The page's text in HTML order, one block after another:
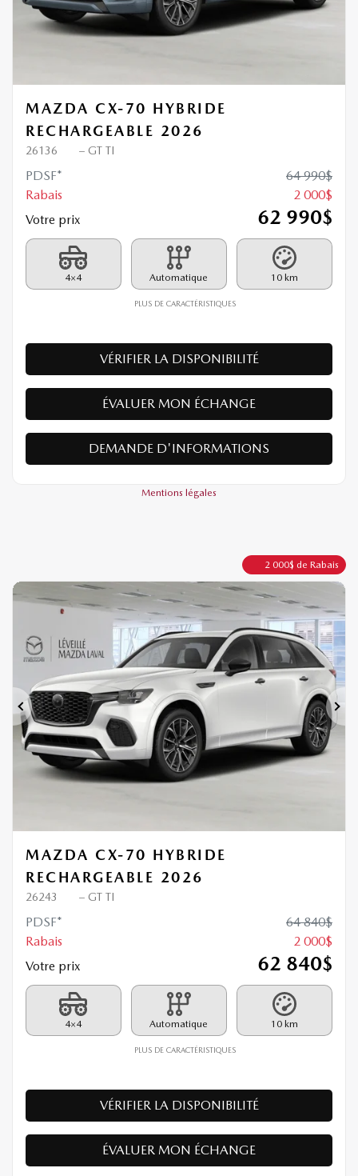
MAZDA CX-70 HYBRIDE
RECHARGEABLE 2026
26136 – GT TI
PDSF* 64 990$
Rabais
2 000$
Votre prix
62 990$
4×4 Automatique 10 km
PLUS DE CARACTÉRISTIQUES
VÉRIFIER LA DISPONIBILITÉ
ÉVALUER MON ÉCHANGE
DEMANDE D'INFORMATIONS
Mentions légales
2 000$ de Rabais
Précédent
MAZDA CX-70 HYBRIDE
RECHARGEABLE 2026
26243 – GT TI
PDSF* 64 840$
Rabais
2 000$
Votre prix
62 840$
4×4 Automatique 10 km
PLUS DE CARACTÉRISTIQUES
VÉRIFIER LA DISPONIBILITÉ
ÉVALUER MON ÉCHANGE